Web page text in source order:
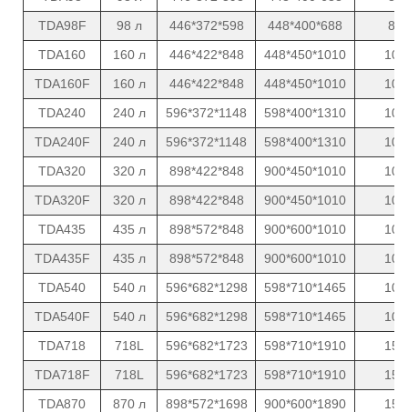
TDA98F
98 л 446*372*598 448*400*688
8
TDA160
160 л 446*422*848 448*450*1010
10
TDA160F
160 л 446*422*848 448*450*1010
10
TDA240
240 л 596*372*1148 598*400*1310
10
TDA240F
240 л 596*372*1148 598*400*1310
10
TDA320
320 л 898*422*848 900*450*1010
10
TDA320F
320 л 898*422*848 900*450*1010
10
TDA435
435 л 898*572*848 900*600*1010
10
TDA435F
435 л 898*572*848 900*600*1010
10
TDA540
540 л 596*682*1298 598*710*1465
10
TDA540F
540 л 596*682*1298 598*710*1465
10
TDA718
718L 596*682*1723 598*710*1910
15
TDA718F
718L 596*682*1723 598*710*1910
15
TDA870
870 л 898*572*1698 900*600*1890
15